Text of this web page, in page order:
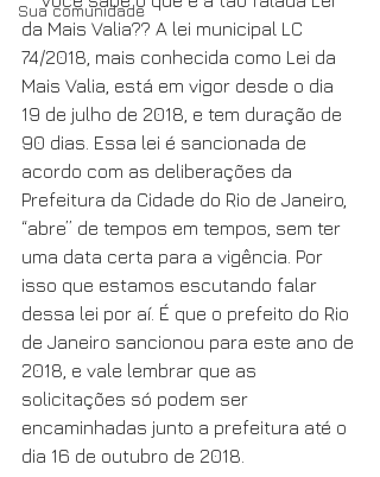
Sua comunidade
da Mais Valia?? A lei municipal LC
74/2018, mais conhecida como Lei da
Mais Valia, está em vigor desde o dia
19 de julho de 2018, e tem duração de
90 dias. Essa lei é sancionada de
acordo com as deliberações da
Prefeitura da Cidade do Rio de Janeiro,
“abre” de tempos em tempos, sem ter
uma data certa para a vigência. Por
isso que estamos escutando falar
dessa lei por aí. É que o prefeito do Rio
de Janeiro sancionou para este ano de
2018, e vale lembrar que as
solicitações só podem ser
encaminhadas junto a prefeitura até o
dia 16 de outubro de 2018.